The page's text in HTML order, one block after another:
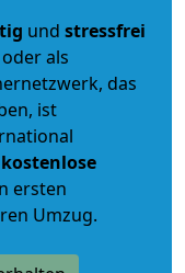
und stressfrei
oder als
das
ist
ersten
Umzug.